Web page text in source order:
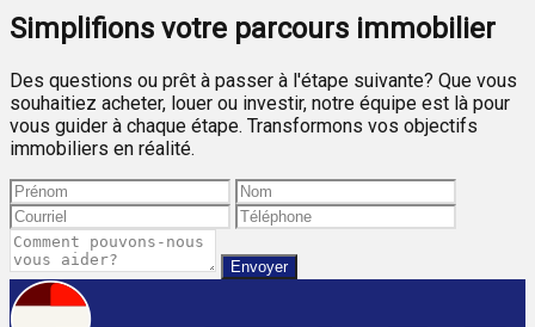
Simplifions votre parcours immobilier
Des questions ou prêt à passer à l'étape suivante? Que vous
souhaitiez acheter, louer ou investir, notre équipe est là pour
vous guider à chaque étape. Transformons vos objectifs
immobiliers en réalité.
Envoyer